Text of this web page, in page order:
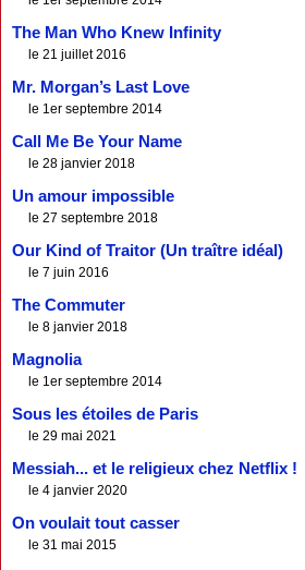
The Man Who Knew Infinity
le 21 juillet 2016
Mr. Morgan’s Last Love
le 1er septembre 2014
Call Me Be Your Name
le 28 janvier 2018
Un amour impossible
le 27 septembre 2018
Our Kind of Traitor (Un traître idéal)
le 7 juin 2016
The Commuter
le 8 janvier 2018
Magnolia
le 1er septembre 2014
Sous les étoiles de Paris
le 29 mai 2021
Messiah... et le religieux chez Netflix !
le 4 janvier 2020
On voulait tout casser
le 31 mai 2015